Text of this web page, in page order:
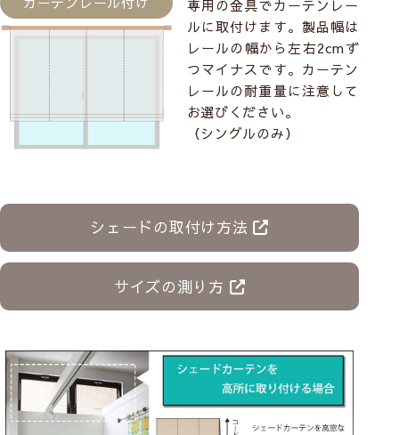
専用の金具でカーテンレー
ルに取付けます。製品幅は
レールの幅から左右2cmず
つマイナスです。カーテン
レールの耐重量に注意して
お選びください。
（シングルのみ）
シェードの取付け方法
サイズの測り方